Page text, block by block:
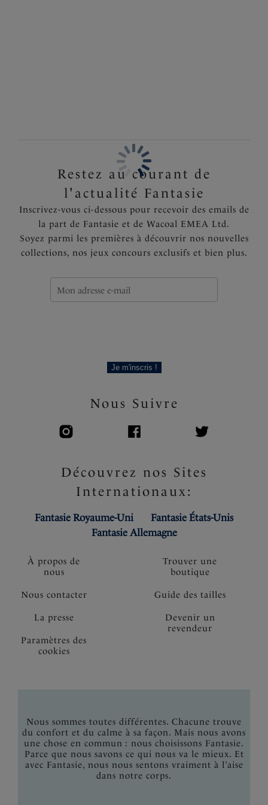
Haut des bonnets dotés d'un bord élastique
Fermeture agrafage sur le devant avec forme croisée,
confortable et facile à porter
Bretelles amovibles pour plus de maintien si
nécessaire
Code produit : FL3093BLH
À propos de
nous
Nous contacter
La presse
Paramètres des
cookies
Restez au courant de
l'actualité Fantasie
Inscrivez-vous ci-dessous pour recevoir des emails de
la part de Fantasie et de Wacoal EMEA Ltd.
Soyez parmi les premières à découvrir nos nouvelles
collections, nos jeux concours exclusifs et bien plus.
Je m'inscris !
Nous Suivre
Découvrez nos Sites
Internationaux:
Fantasie Royaume-Uni
Fantasie États-Unis
Fantasie Allemagne
Trouver une
boutique
Guide des tailles
Devenir un
revendeur
Nous sommes toutes différentes. Chacune trouve
du confort et du calme à sa façon. Mais nous avons
une chose en commun : nous choisissons Fantasie.
Parce que nous savons ce qui nous va le mieux. Et
avec Fantasie, nous nous sentons vraiment à l’aise
dans notre corps.